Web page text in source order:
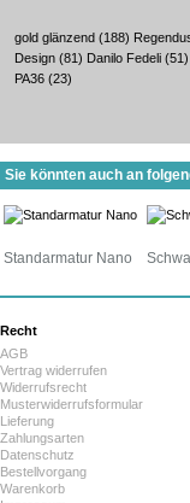
gold glänzend (188)
Design (81) Danilo Fedeli (51)
PA36 (23)
Sie könnten auch an
Standarmatur Nano
Recht
AGB
Vertrag widerrufen
Widerrufsrecht
Musterwiderrufsformular
Lieferung
Zahlungsarten
Datenschutz
Bestellvorgang
Warenkorb